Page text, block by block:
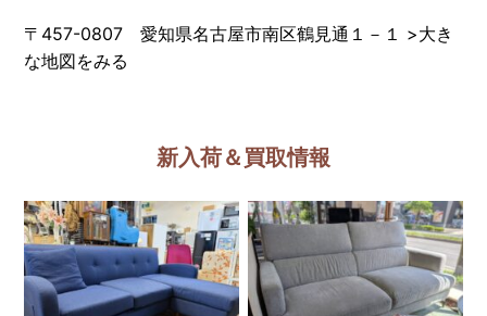
〒457-0807 愛知県名古屋市南区鶴見通１－１ >大き
な地図をみる
新入荷＆買取情報